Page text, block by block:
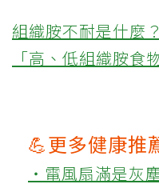
組織胺不耐是什麼
「高、低組織胺食
💪更多健康推
‧電風扇滿是灰